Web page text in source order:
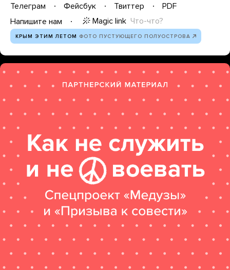
Телеграм Фейсбук Твиттер
PDF
Напишите нам
Magic link Что-что?
КРЫМ ЭТИМ ЛЕТОМ ФОТО ПУСТУЮЩЕГО ПОЛУОСТРОВА